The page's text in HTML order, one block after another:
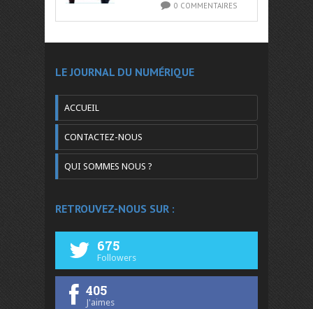
0 COMMENTAIRES
LE JOURNAL DU NUMÉRIQUE
ACCUEIL
CONTACTEZ-NOUS
QUI SOMMES NOUS ?
RETROUVEZ-NOUS SUR :
675
Followers
405
J'aimes